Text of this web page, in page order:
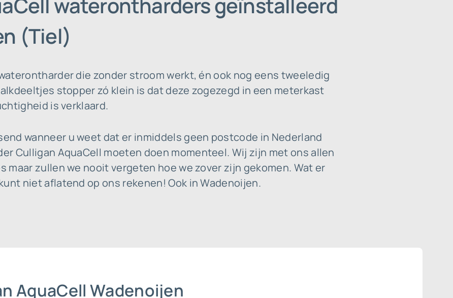
(Tiel)
die zonder stroom werkt, én ook nog eens tweeledig
stopper zó klein is dat deze zogezegd in een meterkast
is verklaard.
wanneer u weet dat er inmiddels geen postcode in Nederland
Culligan AquaCell moeten doen momenteel. Wij zijn met ons allen
maar zullen we nooit vergeten hoe we zover zijn gekomen. Wat er
niet aflatend op ons rekenen! Ook in Wadenoijen.
AquaCell Wadenoijen